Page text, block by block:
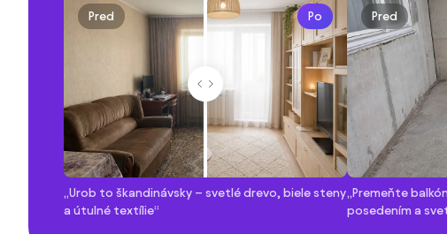
Pred Po
„Urob to škandinávsky – svetlé drevo, biele steny
a útulné textílie“
Pred
„Premeňte
posedením a